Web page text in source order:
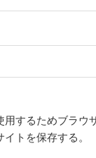
するためブラウ
トを保存する。